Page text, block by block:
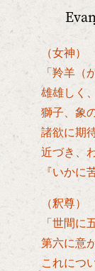
（女神）
「羚羊（
雄雄しく
獅子、象
諸欲に期
近づき、
『いかに
（釈尊）
「世間に
第六に意
これにつ